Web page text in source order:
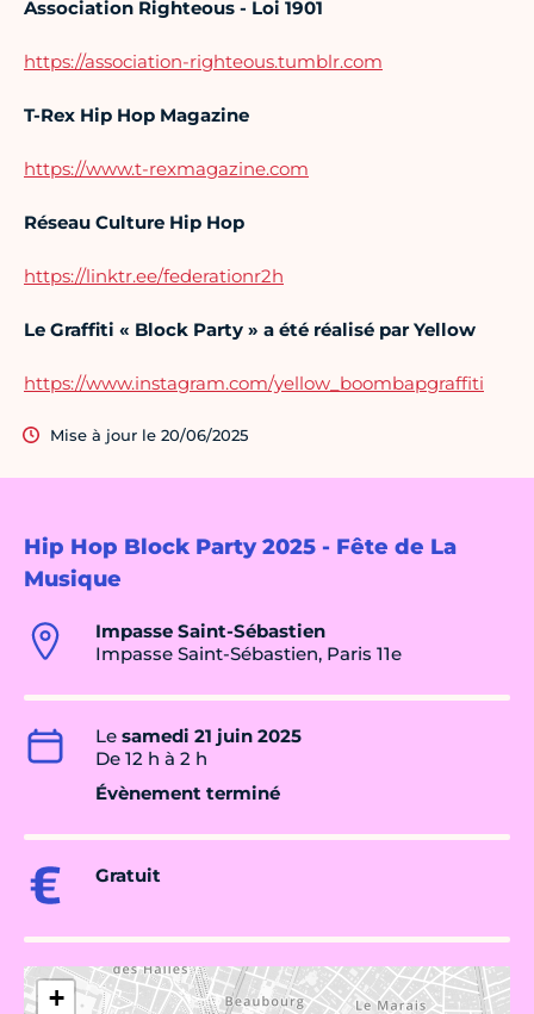
Hip Hop Block Party 2025 - Fête de La
Musique
Impasse Saint-Sébastien
Impasse Saint-Sébastien, Paris 11e
Le samedi 21 juin 2025
De 12 h à 2 h
Évènement terminé
Gratuit
+
Association Righteous - Loi 1901
https://association-righteous.tumblr.com
T-Rex Hip Hop Magazine
https://www.t-rexmagazine.com
Réseau Culture Hip Hop
https://linktr.ee/federationr2h
Le Graffiti « Block Party » a été réalisé par Yellow
https://www.instagram.com/yellow_boombapgraffiti
Mise à jour le 20/06/2025